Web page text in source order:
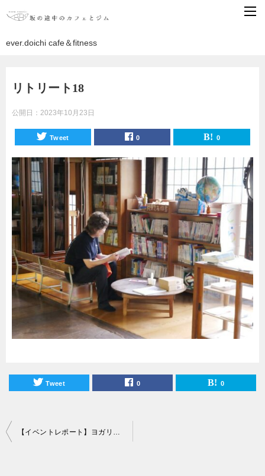
ever.doichi cafe＆fitness
リトリート18
公開日： 2023年10月23日
Tweet 0 0
Tweet 0 0
投